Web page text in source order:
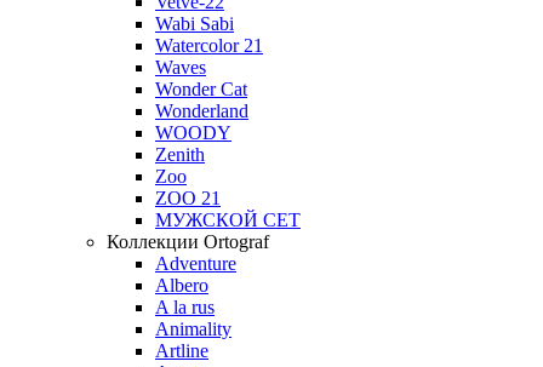
Wabi Sabi
Watercolor 21
Waves
Wonder Cat
Wonderland
WOODY
Zenith
Zoo
ZOO 21
МУЖСКОЙ СЕТ
Коллекции Ortograf
Adventure
Albero
A la rus
Animality
Artline